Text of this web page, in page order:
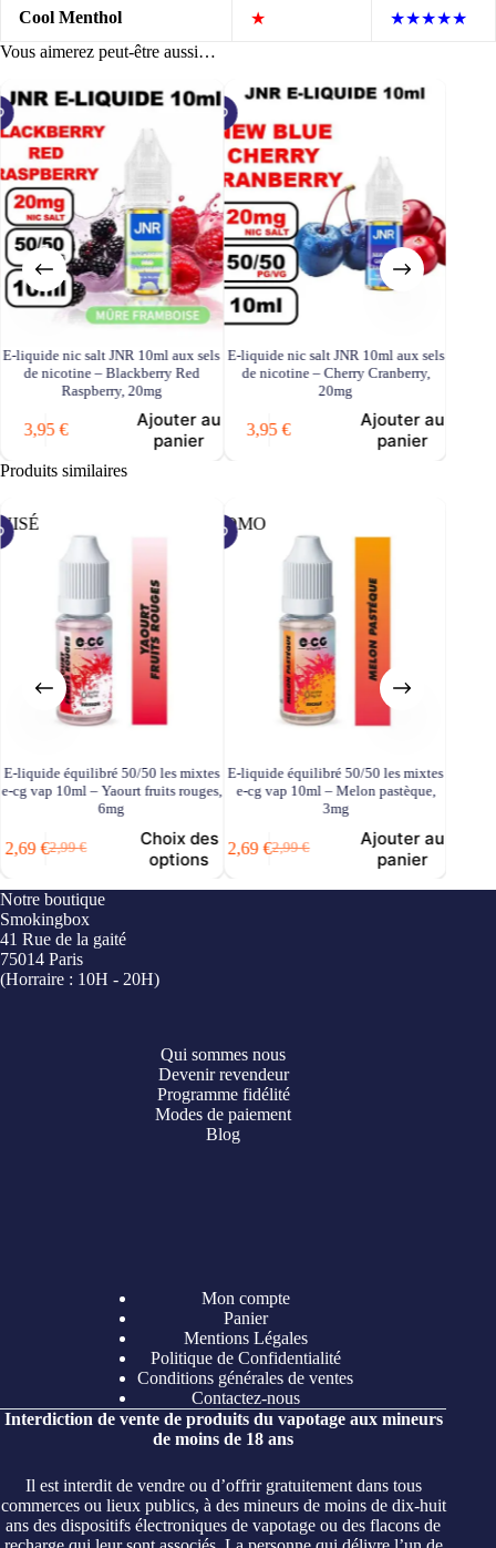
Cool Menthol ★
★★★★★
Vous aimerez peut-être aussi…
E-liquide nic salt JNR 10ml aux sels
de nicotine – Blackberry Red
Raspberry, 20mg
3,95€
Ajouter au
panier
E-liquide nic salt JNR 10ml aux sels
de nicotine – Cherry Cranberry,
20mg
3,95€
Ajouter au
panier
Produits similaires
E-liquide équilibré 50/50 les mixtes
e-cg vap 10ml – Yaourt fruits rouges,
6mg
2,99€
Le
initial
était :
2,99 €.
2,69€Le
actuel
est :
2,69 €.
Choix des
options
PROMO
E-liquide équilibré 50/50 les mixtes
e-cg vap 10ml – Melon pastèque,
3mg
2,99€
Le
initial
2,69€Le
actuel
Ajouter au
panier
Notre boutique
Smokingbox
41 Rue de la gaité
75014 Paris
(Horraire : 10H - 20H)
Qui sommes nous
Devenir revendeur
Programme fidélité
Modes de paiement
Blog
Mon compte
Panier
Mentions Légales
Politique de Confidentialité
Conditions générales de ventes
Contactez-nous
Interdiction de vente de produits du vapotage aux mineurs
de moins de 18 ans
Il est interdit de vendre ou d’offrir gratuitement dans tous
commerces ou lieux publics, à des mineurs de moins de dix-huit
ans des dispositifs électroniques de vapotage ou des flacons de